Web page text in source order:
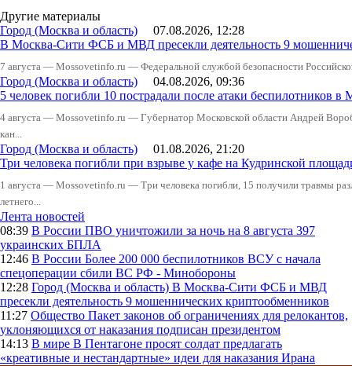
Другие материалы
Город (Москва и область) 07.08.2026, 12:28
В Москва-Сити ФСБ и МВД пресекли деятельность 9
7 августа — Mossovetinfo.ru — Федеральной службой безопасности
Город (Москва и область) 04.08.2026, 09:36
5 человек погибли 10 пострадали после атаки беспилотников в
4 августа — Mossovetinfo.ru — Губернатор Московской области Андрей
кан...
Город (Москва и область) 01.08.2026, 21:20
Три человека погибли при взрыве у кафе на Кудринской
1 августа — Mossovetinfo.ru — Три человека погибли, 15 получили травмы
летнего...
Лента новостей
08:39 В России ПВО уничтожили за ночь на 8 августа 397
украинских БПЛА
12:46 В России Более 200 000 беспилотников ВСУ с начала
спецоперации сбили ВС РФ - Минобороны
12:28 Город (Москва и область) В Москва-Сити ФСБ и МВД
пресекли деятельность 9 мошеннических криптообменников
11:27 Общество Пакет законов об ограничениях для релокантов,
уклоняющихся от наказания подписан президентом
14:13 В мире В Пентагоне просят солдат предлагать
«креативные и нестандартные» идеи для наказания Ирана